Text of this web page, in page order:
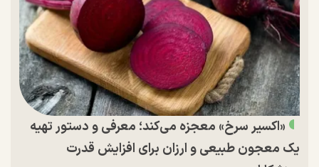
«اکسیر سرخ» معجزه می‌کند؛ معرفی و دستور تهیه
یک معجون طبیعی و ارزان برای افزایش قدرت